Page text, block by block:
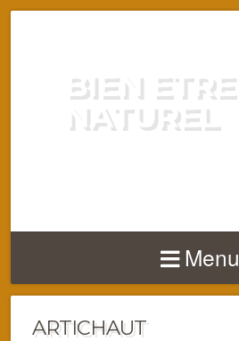
BIEN ETRE
NATUREL
Menu
ARTICHAUT